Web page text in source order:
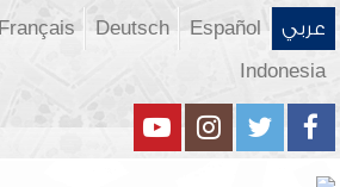
عربي Español
Deutsch
Français
Indonesia